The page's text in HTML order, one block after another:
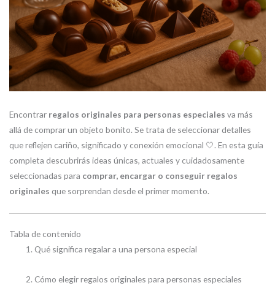
Encontrar regalos originales para personas especiales va más
allá de comprar un objeto bonito. Se trata de seleccionar detalles
que reflejen cariño, significado y conexión emocional 🤍. En esta guía
completa descubrirás ideas únicas, actuales y cuidadosamente
seleccionadas para comprar, encargar o conseguir regalos
originales que sorprendan desde el primer momento.
Tabla de contenido
Qué significa regalar a una persona especial
Cómo elegir regalos originales para personas especiales